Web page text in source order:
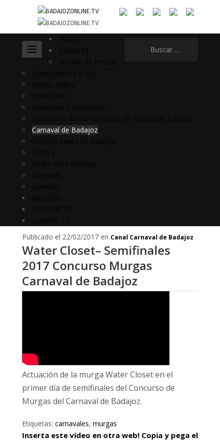
Carnaval de Badajoz
Publicado el 22/02/2017 en Canal Carnaval de Badajoz
Water Closet– Semifinales
2017 Concurso Murgas
Carnaval de Badajoz
Actuación de la murga Water Closet en el
primer día de semifinales del Concurso de
Murgas del Carnaval de Badajoz.
Etiquetas: carnavales, murgas
Inserta este vídeo en otra web! Copia y pega el